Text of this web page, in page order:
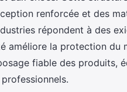
renforcée et des
répondent à des
améliore la protection du
fiable des produits,